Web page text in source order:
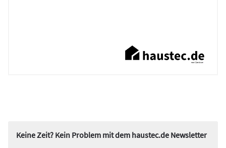
Keine Zeit? Kein Problem mit dem haustec.de Newsletter